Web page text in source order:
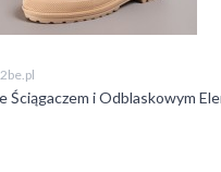
Ściągaczem i Odblaskowym